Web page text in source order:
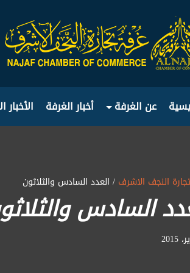
عن الغرفة أخبار الغرفة الأخبار
النجف الاشرف / العدد السادس والثلاثون
السادس